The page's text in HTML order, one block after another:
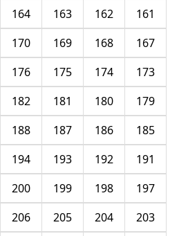
161
162
163
164
167
168
169
170
173
174
175
176
179
180
181
182
185
186
187
188
191
192
193
194
197
198
199
200
203
204
205
206